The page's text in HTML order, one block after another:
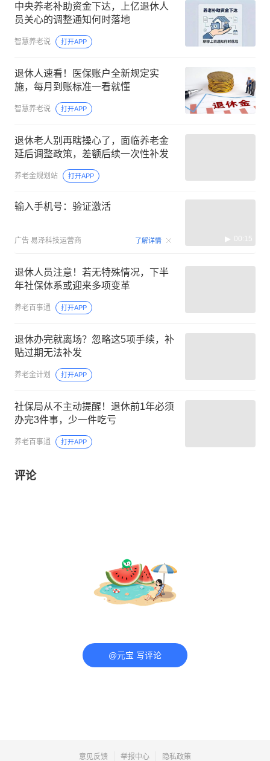
中央养老补助资金下达，上亿退休人
员关心的调整通知何时落地
智慧养老说 打开APP
退休人速看！医保账户全新规定实
施，每月到账标准一看就懂
智慧养老说 打开APP
退休老人别再瞎操心了，面临养老金
延后调整政策，差额后续一次性补发
养老金规划站 打开APP
输入手机号：验证激活
广告 易泽科技运营商 了解详情 00:15
退休人员注意！若无特殊情况，下半
年社保体系或迎来多项变革
养老百事通 打开APP
退休办完就离场？忽略这5项手续，补
贴过期无法补发
养老金计划 打开APP
社保局从不主动提醒！退休前1年必须
办完3件事，少一件吃亏
养老百事通 打开APP
评论
@元宝 写评论
意见反馈 举报中心 隐私政策